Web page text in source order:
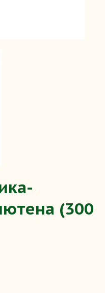
(300